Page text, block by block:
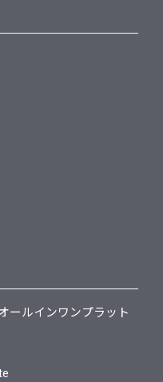
ールインワンプラット